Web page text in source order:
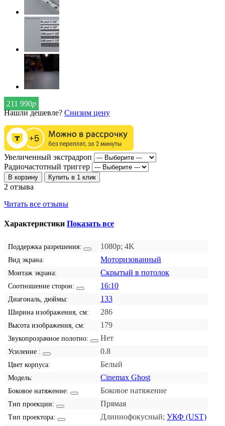
211 990р
Нашли дешевле? Снизим цену
Увеличенный экстрадроп
Радиочастотный триггер
В корзину Купить в 1 клик
2 отзыва
Читать все отзывы
Характеристики Показать все
Поддержка разрешения: 1080p; 4K
Вид экрана: Моторизованный
Монтаж экрана: Скрытый в потолок
Соотношение сторон: 16:10
Диагональ, дюймы: 133
Ширина изображения, см: 286
Высота изображения, см: 179
Звукопрозрачное полотно: Нет
Усиление : 0.8
Цвет корпуса: Белый
Модель: Cinemax Ghost
Боковое натяжение: Боковое натяжение
Тип проекции: Прямая
Тип проектора: Длиннофокусный; УКФ (UST)